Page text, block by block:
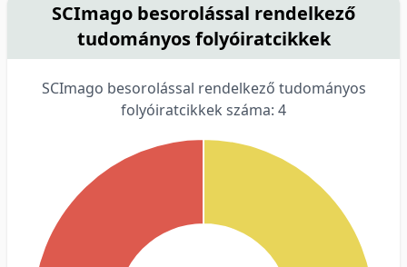
SCImago besorolással rendelkező
tudományos folyóiratcikkek
SCImago besorolással rendelkező tudományos
folyóiratcikkek száma: 4